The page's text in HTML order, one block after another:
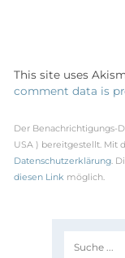
This site uses
comment data is
Der Benachrichtigungs-
USA ) bereitgestellt. Mit
Datenschutzerklärung.
diesen Link möglich.